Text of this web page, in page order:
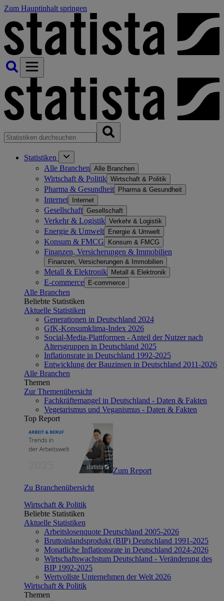
Zum Hauptinhalt springen
Statistiken
Alle Branchen Alle Branchen
Wirtschaft & Politik Wirtschaft & Politik
Pharma & Gesundheit Pharma & Gesundheit
Internet Internet
Gesellschaft Gesellschaft
Verkehr & Logistik Verkehr & Logistik
Energie & Umwelt Energie & Umwelt
Konsum & FMCG Konsum & FMCG
Finanzen, Versicherungen & Immobilien
Finanzen, Versicherungen & Immobilien
Metall & Elektronik Metall & Elektronik
E-commerce E-commerce
Alle Branchen
Beliebte Statistiken
Aktuelle Statistiken
Generationen in Deutschland 2024
GfK-Konsumklima-Index 2026
Social-Media-Plattformen - Anteil der Nutzer nach
Altersgruppen in Deutschland 2025
Inflationsrate in Deutschland 1992-2025
Entwicklung der Bauzinsen in Deutschland 2011-2026
Alle Branchen
Themen
Zur Themenübersicht
Fachkräftemangel in Deutschland - Daten & Fakten
Vegetarismus und Veganismus - Daten & Fakten
Top Report
Zum Report
Zu Branchenübersicht
Wirtschaft & Politik
Beliebte Statistiken
Aktuelle Statistiken
Arbeitslosenquote Deutschland 2005-2026
Bruttoinlandsprodukt (BIP) Deutschland 1991-2025
Monatliche Inflationsrate in Deutschland 2024-2026
Wirtschaftswachstum Deutschland - Veränderung des
BIP 1992-2025
Wertvollste Unternehmen der Welt 2026
Wirtschaft & Politik
Themen